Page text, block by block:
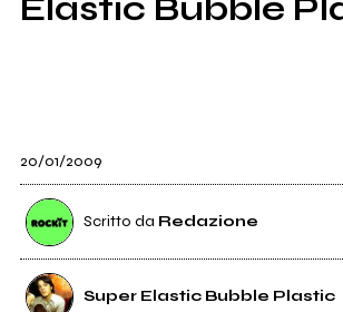
Elastic Bubble
20/01/2009
Scritto da Redazione
Super Elastic Bubble Plastic